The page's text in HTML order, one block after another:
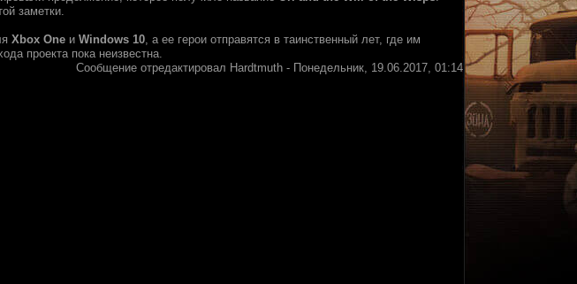
заметки.
Xbox One и Windows 10, а ее герои отправятся в таинственный лет, где им
проекта пока неизвестна.
Сообщение отредактировал Hardtmuth - Понедельник, 19.06.2017, 01:14